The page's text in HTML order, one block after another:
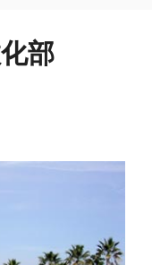
部